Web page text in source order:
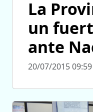
La
un
ante
20/07/2015 09:59